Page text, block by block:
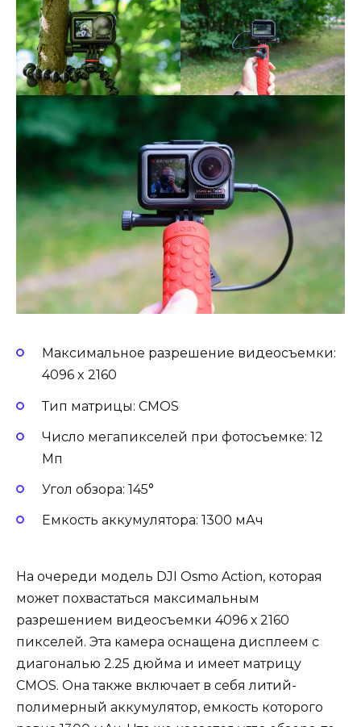
Максимальное разрешение видеосъемки:
4096 x 2160
Тип матрицы: CMOS
Число мегапикселей при фотосъемке: 12
Мп
Угол обзора: 145°
Емкость аккумулятора: 1300 мАч
На очереди модель DJI Osmo Action, которая
может похвастаться максимальным
разрешением видеосъемки 4096 х 2160
пикселей. Эта камера оснащена дисплеем с
диагональю 2.25 дюйма и имеет матрицу
CMOS. Она также включает в себя литий-
полимерный аккумулятор, емкость которого